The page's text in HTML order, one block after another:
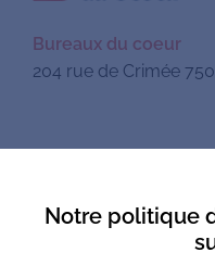
Bureaux du coeur
204 rue de Crimée
Politique de
Notre politique